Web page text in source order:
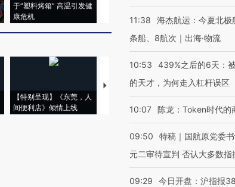
于“塑料烤箱” 高温引发健
康危机
术：是什么让中产们甘
心“花钱找虐”？
粒摇头丸
毒品
【特别呈现】《东莞，人
间便利店》倾情上线
【推广】走进第四届链博
会，让数智科技“链”接产
【特别呈
有意思的生
11:38
海杰航运：今夏北
条船、8航次｜出海·物流
10:53
439%之后的6天：
的天才，为何走入杠杆误区
10:07 陈龙：Token时代的
09:50
特稿｜国航原党委
元二审待宣判 否认大多数指
09:29
今日开盘：沪指报